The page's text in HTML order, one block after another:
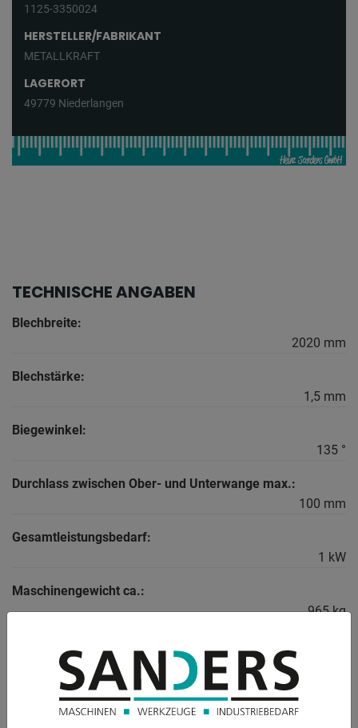
1125-3350024
HERSTELLER/FABRIKANT
METALLKRAFT
LAGERORT
49779 Niederlangen
TECHNISCHE ANGABEN
Blechbreite:
2020 mm
Blechstärke:
1,5 mm
Biegewinkel:
135 °
Durchlass zwischen Ober- und Unterwange max.:
100 mm
Gesamtleistungsbedarf:
1 kW
Maschinengewicht ca.:
965 kg
2680 x 640 x 1100 mm